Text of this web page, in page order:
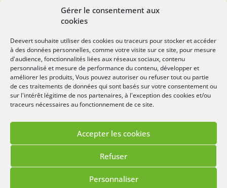
Gérer le consentement aux
cookies
Deevert souhaite utiliser des cookies ou traceurs pour stocker et accéder
à des données personnelles, comme votre visite sur ce site, pour mesure
d'audience, fonctionnalités liées aux réseaux sociaux, contenu
personnalisé et mesure de performance du contenu, développer et
améliorer les produits, Vous pouvez autoriser ou refuser tout ou partie
de ces traitements de données qui sont basés sur votre consentement ou
sur l'intérêt légitime de nos partenaires, à l'exception des cookies et/ou
traceurs nécessaires au fonctionnement de ce site.
Accepter les cookies
Refuser
Personnaliser
SUIVEZ-NOUS...
deevert.com
Mentions légales Politique de cookies